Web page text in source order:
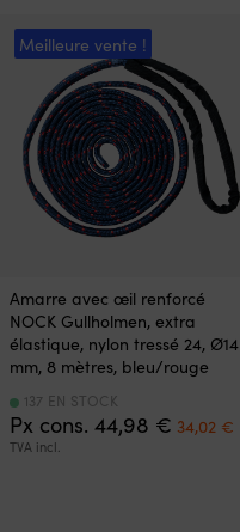
Meilleure vente !
Amarre avec œil renforcé
NOCK Gullholmen, extra
élastique, nylon tressé 24, Ø14
mm, 8 mètres, bleu/rouge
Px cons. 44,98 € Le
prix
34,02 €
TVA incl.
137 EN STOCK